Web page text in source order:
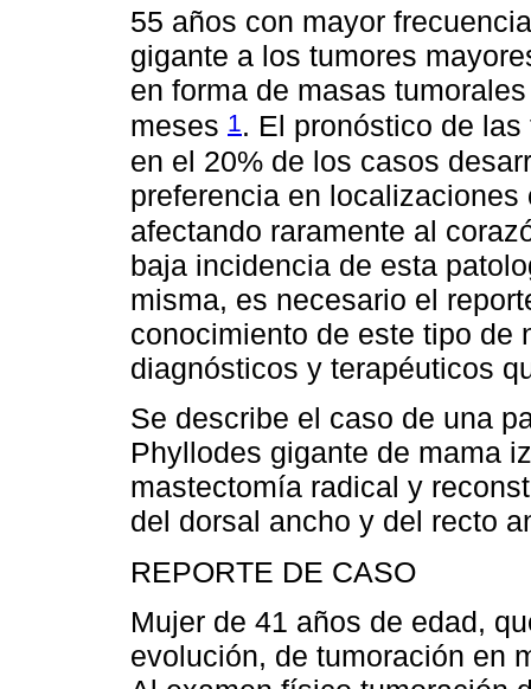
55 años con mayor
gigante a los tumores
en forma de masas
meses 1 . El pronóstico de
en el 20% de los casos
preferencia en
afectando raramente al
baja incidencia de esta
misma, es necesario el
conocimiento de este tipo de
diagnósticos y terapéuticos
Se describe el caso de una
Phyllodes gigante de mama
mastectomía radical y
del dorsal ancho y del recto
REPORTE DE CASO
Mujer de 41 años de edad,
evolución, de tumoración en